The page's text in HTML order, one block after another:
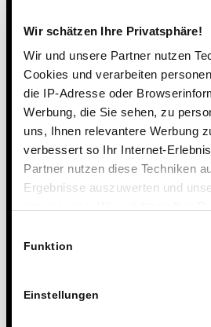
Wir schätzen Ihre Privatsphäre!
Wir und unsere Partner nutzen
Cookies und verarbeiten
die IP-Adresse oder
Werbung, die Sie sehen, zu
uns, Ihnen relevantere Werbung
verbessert so Ihr Internet-
Partner nutzen diese Techniken
Ergebnisse auszuwerten und
Technologien.
Funktion
Einstellungen
Eintrag teilen